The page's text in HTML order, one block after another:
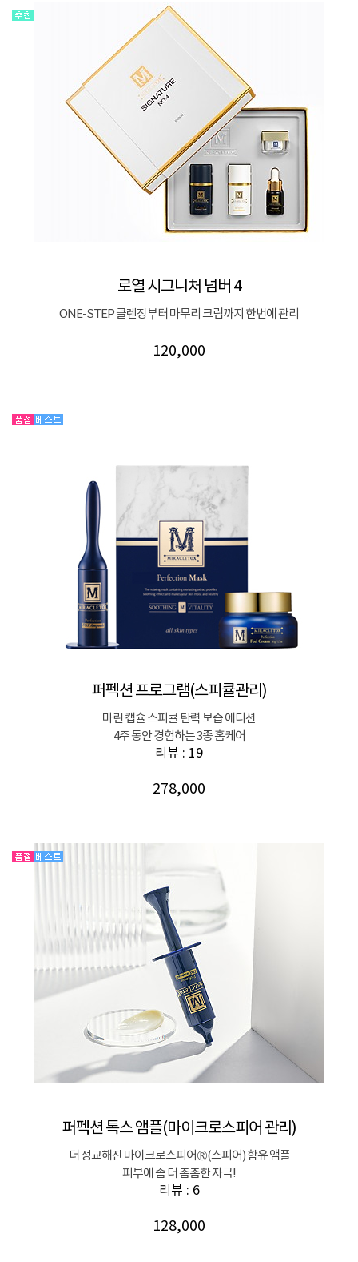
로열 시그니처 넘버 4
ONE-STEP 클렌징부터 마무리 크림까지 한번에 관리
120,000
퍼펙션 프로그램(스피큘관리)
마린 캡슐 스피큘 탄력 보습 에디션
4주 동안 경험하는 3종 홈케어
리뷰 : 19
278,000
퍼펙션 톡스 앰플(마이크로스피어 관리)
더 정교해진 마이크로스피어®(스피어) 함유 앰플
피부에 좀 더 촘촘한 자극!
리뷰 : 6
128,000